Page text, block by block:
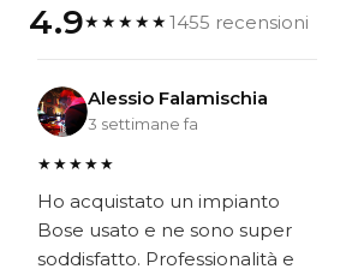
4.9★★★★★1455 recensioni
Alessio Falamischia
3 settimane fa
★★★★★
Ho acquistato un impianto
Bose usato e ne sono super
soddisfatto. Professionalità e